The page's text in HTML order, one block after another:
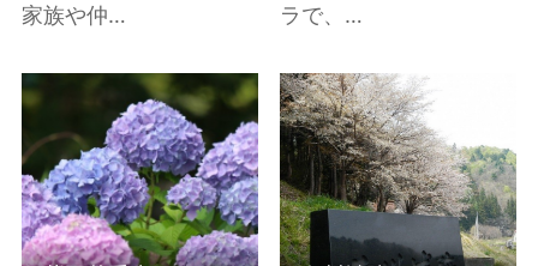
家族や仲…
ラで、…
紫陽花手水 の詳細はこ
ちら
久川城跡 の詳細はこち
ら